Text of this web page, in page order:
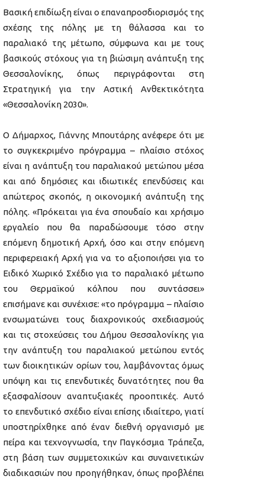
Βασική επιδίωξη είναι ο επαναπροσδιορισμός της
σχέσης της πόλης με τη θάλασσα και το
παραλιακό της μέτωπο, σύμφωνα και με τους
βασικούς στόχους για τη βιώσιμη ανάπτυξη της
Θεσσαλονίκης, όπως περιγράφονται στη
Στρατηγική για την Αστική Ανθεκτικότητα
«Θεσσαλονίκη 2030».
Ο Δήμαρχος, Γιάννης Μπουτάρης ανέφερε ότι με
το συγκεκριμένο πρόγραμμα – πλαίσιο στόχος
είναι η ανάπτυξη του παραλιακού μετώπου μέσα
και από δημόσιες και ιδιωτικές επενδύσεις και
απώτερος σκοπός, η οικονομική ανάπτυξη της
πόλης. «Πρόκειται για ένα σπουδαίο και χρήσιμο
εργαλείο που θα παραδώσουμε τόσο στην
επόμενη δημοτική Αρχή, όσο και στην επόμενη
περιφερειακή Αρχή για να το αξιοποιήσει για το
Ειδικό Χωρικό Σχέδιο για το παραλιακό μέτωπο
του Θερμαϊκού κόλπου που συντάσσει»
επισήμανε και συνέχισε: «το πρόγραμμα – πλαίσιο
ενσωματώνει τους διαχρονικούς σχεδιασμούς
και τις στοχεύσεις του Δήμου Θεσσαλονίκης για
την ανάπτυξη του παραλιακού μετώπου εντός
των διοικητικών ορίων του, λαμβάνοντας όμως
υπόψη και τις επενδυτικές δυνατότητες που θα
εξασφαλίσουν αναπτυξιακές προοπτικές. Αυτό
το επενδυτικό σχέδιο είναι επίσης ιδιαίτερο, γιατί
υποστηρίχθηκε από έναν διεθνή οργανισμό με
πείρα και τεχνογνωσία, την Παγκόσμια Τράπεζα,
στη βάση των συμμετοχικών και συναινετικών
διαδικασιών που προηγήθηκαν, όπως προβλέπει